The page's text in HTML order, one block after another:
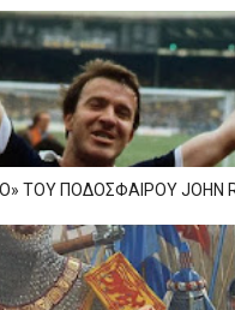
TOY ΠΟΔΟΣΦΑΙΡΟΥ JOHN